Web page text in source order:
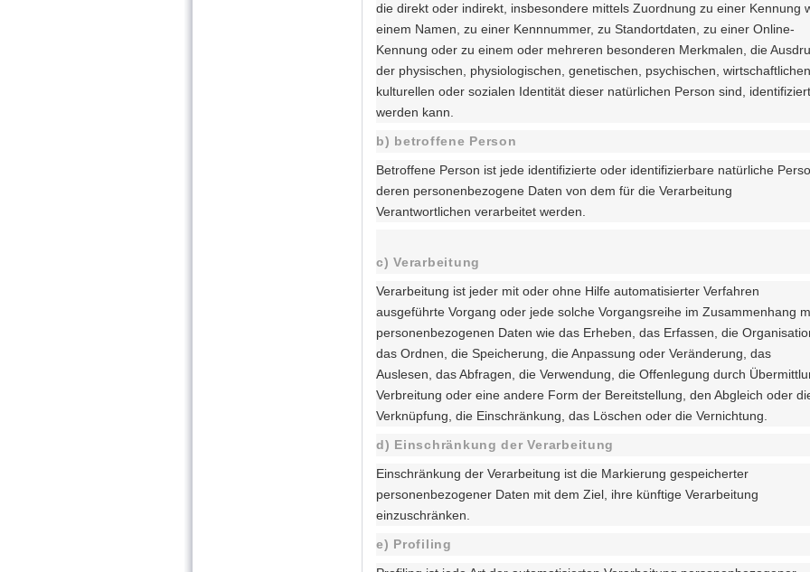
die direkt oder indirekt, insbesondere mittels Zuordnung zu einer Kennung
einem Namen, zu einer Kennnummer, zu Standortdaten, zu einer Online-
Kennung oder zu einem oder mehreren besonderen Merkmalen, die
der physischen, physiologischen, genetischen, psychischen,
kulturellen oder sozialen Identität dieser natürlichen Person sind, identifiziert
werden kann.
b) betroffene Person
Betroffene Person ist jede identifizierte oder identifizierbare natürliche
deren personenbezogene Daten von dem für die Verarbeitung
Verantwortlichen verarbeitet werden.
c) Verarbeitung
Verarbeitung ist jeder mit oder ohne Hilfe automatisierter Verfahren
ausgeführte Vorgang oder jede solche Vorgangsreihe im Zusammenhang
personenbezogenen Daten wie das Erheben, das Erfassen, die
das Ordnen, die Speicherung, die Anpassung oder Veränderung, das
Auslesen, das Abfragen, die Verwendung, die Offenlegung durch
Verbreitung oder eine andere Form der Bereitstellung, den Abgleich oder
Verknüpfung, die Einschränkung, das Löschen oder die Vernichtung.
d) Einschränkung der Verarbeitung
Einschränkung der Verarbeitung ist die Markierung gespeicherter
personenbezogener Daten mit dem Ziel, ihre künftige Verarbeitung
einzuschränken.
e) Profiling